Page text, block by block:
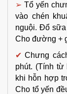
➢ Tổ yến
vào chén
nguội. Đổ sữa
Cho đường +
✔Chưng
phút. (Tính
khi hỗn hợp
Cho tổ yến